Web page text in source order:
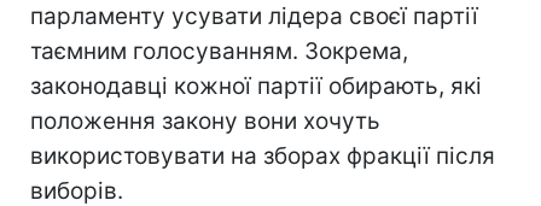
парламенту усувати лідера своєї партії
таємним голосуванням. Зокрема,
законодавці кожної партії обирають, які
положення закону вони хочуть
використовувати на зборах фракції після
виборів.